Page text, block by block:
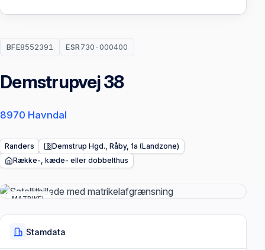
BFE8552391 ESR730-000400
Demstrupvej 38
8970 Havndal
Randers
Demstrup Hgd., Råby, 1a (Landzone)
Række-, kæde- eller dobbelthus
MATRIKEL
Stamdata